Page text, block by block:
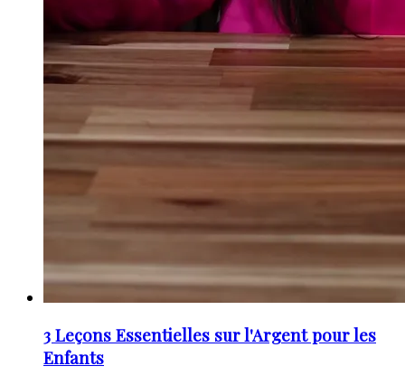
3 Leçons Essentielles sur l'Argent pour les
Enfants